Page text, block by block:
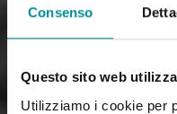
Consenso
Questo sito web
Utilizziamo i cookie per